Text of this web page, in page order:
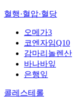
혈행·혈압·혈당
오메가3
코엔자임Q10
감마리놀렌산
바나바잎
은행잎
콜레스테롤